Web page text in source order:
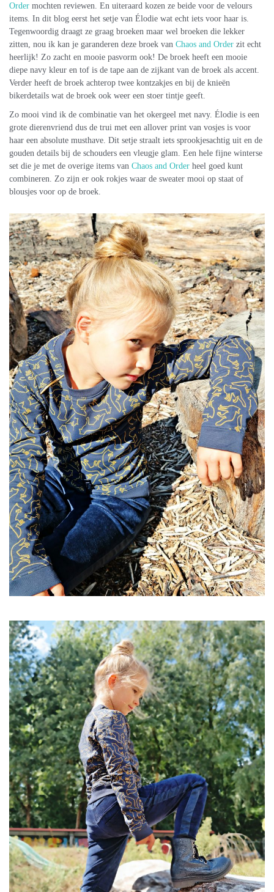
Order mochten reviewen. En uiteraard kozen ze beide voor de velours
items. In dit blog eerst het setje van Élodie wat echt iets voor haar is.
Tegenwoordig draagt ze graag broeken maar wel broeken die lekker
zitten, nou ik kan je garanderen deze broek van Chaos and Order zit echt
heerlijk! Zo zacht en mooie pasvorm ook! De broek heeft een mooie
diepe navy kleur en tof is de tape aan de zijkant van de broek als accent.
Verder heeft de broek achterop twee kontzakjes en bij de knieën
bikerdetails wat de broek ook weer een stoer tintje geeft.
Zo mooi vind ik de combinatie van het okergeel met navy. Élodie is een
grote dierenvriend dus de trui met een allover print van vosjes is voor
haar een absolute musthave. Dit setje straalt iets sprookjesachtig uit en de
gouden details bij de schouders een vleugje glam. Een hele fijne winterse
set die je met de overige items van Chaos and Order heel goed kunt
combineren. Zo zijn er ook rokjes waar de sweater mooi op staat of
blousjes voor op de broek.